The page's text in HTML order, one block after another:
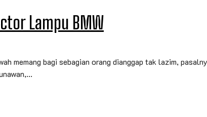
Lampu BMW
memang bagi sebagian orang dianggap tak lazim,